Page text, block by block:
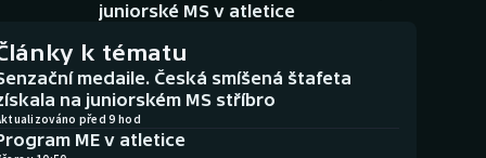
juniorské MS v atletice
k tématu
medaile. Česká smíšená štafeta
na juniorském MS stříbro
před 9 hod
ME v atletice